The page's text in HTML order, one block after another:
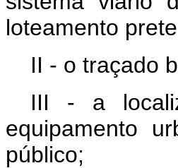
loteamento
II - o traçado
III - a
equipamento
público;